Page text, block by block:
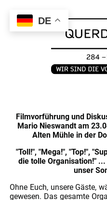
Filmvorführung und
Mario Nieswandt am
Alten Mühle in der
"Toll!", "Mega!", "Top!",
die tolle Organisation!"
unser
Ohne Euch, unsere Gäste,
gewesen. Das gesamte
DE